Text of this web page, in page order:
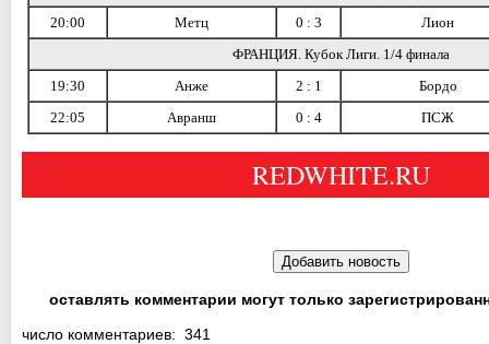
20:00
Метц 0 : 3
Лион
ФРАНЦИЯ. Кубок Лиги. 1/4 финала
19:30
Анже 2 : 1
Бордо
22:05
Авранш 0 : 4 ПСЖ
REDWHITE.RU
оставлять комментарии могут только
число комментариев: 341